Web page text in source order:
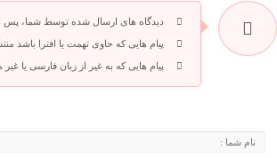
دیدگاه های ارسال شده توسط شما، پس
پیام هایی که حاوی تهمت یا افترا باشد
پیام هایی که به غیر از زبان فارسی یا